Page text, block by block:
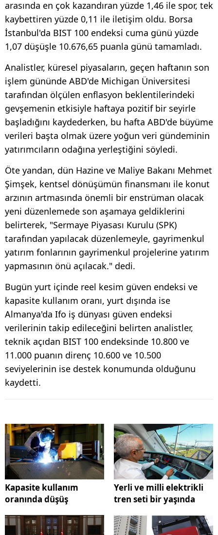
arasında en çok kazandıran yüzde 1,46 ile spor, tek
kaybettiren yüzde 0,11 ile iletişim oldu. Borsa
İstanbul'da BIST 100 endeksi cuma günü yüzde
1,07 düşüşle 10.676,65 puanla günü tamamladı.
Analistler, küresel piyasaların, geçen haftanın son
işlem gününde ABD'de Michigan Üniversitesi
tarafından ölçülen enflasyon beklentilerindeki
gevşemenin etkisiyle haftaya pozitif bir seyirle
başladığını kaydederken, bu hafta ABD'de büyüme
verileri başta olmak üzere yoğun veri gündeminin
yatırımcıların odağına yerleştiğini söyledi.
Öte yandan, dün Hazine ve Maliye Bakanı Mehmet
Şimşek, kentsel dönüşümün finansmanı ile konut
arzının artmasında önemli bir enstrüman olacak
yeni düzenlemede son aşamaya geldiklerini
belirterek, "Sermaye Piyasası Kurulu (SPK)
tarafından yapılacak düzenlemeyle, gayrimenkul
yatırım fonlarının gayrimenkul projelerine yatırım
yapmasının önü açılacak." dedi.
Bugün yurt içinde reel kesim güven endeksi ve
kapasite kullanım oranı, yurt dışında ise
Almanya'da Ifo iş dünyası güven endeksi
verilerinin takip edileceğini belirten analistler,
teknik açıdan BIST 100 endeksinde 10.800 ve
11.000 puanın direnç 10.600 ve 10.500
seviyelerinin ise destek konumunda olduğunu
kaydetti.
Kapasite kullanım
oranında düşüş
Yerli ve milli elektrikli
tren seti bir yaşında